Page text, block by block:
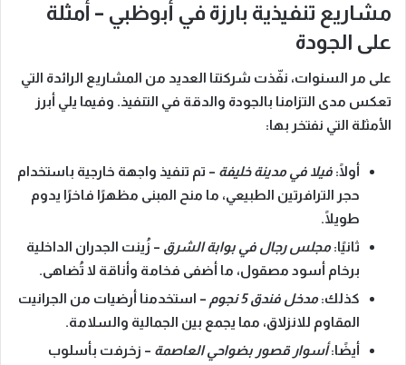
مشاريع تنفيذية بارزة في أبوظبي – أمثلة
على الجودة
على مر السنوات، نفّذت شركتنا العديد من المشاريع الرائدة التي
تعكس مدى التزامنا بالجودة والدقة في التنفيذ. وفيما يلي أبرز
الأمثلة التي نفتخر بها:
أولًا: فيلا في مدينة خليفة – تم تنفيذ واجهة خارجية باستخدام
حجر الترافرتين الطبيعي، ما منح المبنى مظهرًا فاخرًا يدوم
طويلًا.
ثانيًا: مجلس رجال في بوابة الشرق – زُينت الجدران الداخلية
برخام أسود مصقول، ما أضفى فخامة وأناقة لا تُضاهى.
كذلك: مدخل فندق 5 نجوم
– استخدمنا أرضيات من الجرانيت
المقاوم للانزلاق، مما يجمع بين الجمالية والسلامة.
أيضًا: أسوار قصور بضواحي العاصمة – زخرفت بأسلوب